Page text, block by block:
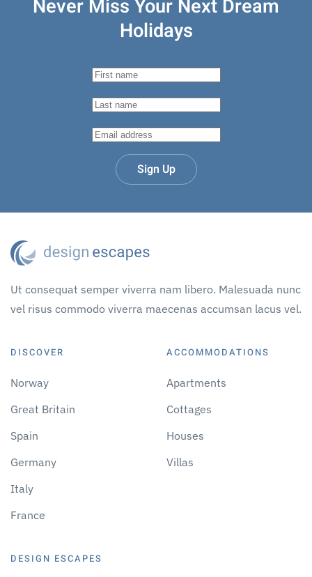
Never Miss Your Next Dream
Holidays
Sign Up
Ut consequat semper viverra nam libero. Malesuada nunc
vel risus commodo viverra maecenas accumsan lacus vel.
DISCOVER
Norway
Great Britain
Spain
Germany
Italy
France
ACCOMMODATIONS
Apartments
Cottages
Houses
Villas
DESIGN ESCAPES